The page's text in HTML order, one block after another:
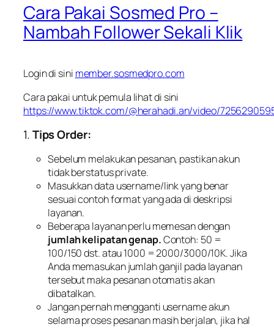
Cara Pakai Sosmed Pro –
Nambah Follower Sekali Klik
Login di sini member.sosmedpro.com
Cara pakai untuk pemula lihat di sini
https://www.tiktok.com/@herahadi.an/video/
1.Tips Order:
Sebelum melakukan pesanan, pastikan akun
tidak berstatus private.
Masukkan data username/link yang benar
sesuai contoh format yang ada di deskripsi
layanan.
Beberapa layanan perlu memesan dengan
jumlah kelipatan genap.Contoh: 50 =
100/150 dst. atau 1000 = 2000/3000/10K. Jika
Anda memasukan jumlah ganjil pada layanan
tersebut maka pesanan otomatis akan
dibatalkan.
Jangan pernah mengganti username akun
selama proses pesanan masih berjalan, jika hal